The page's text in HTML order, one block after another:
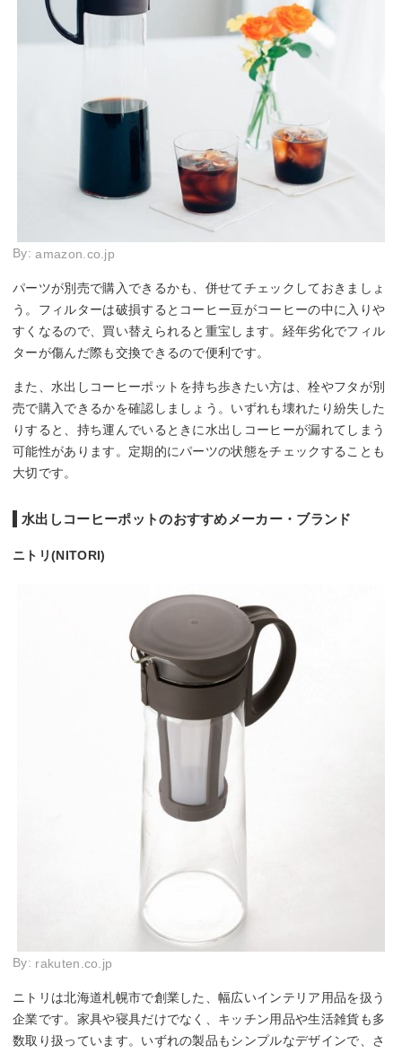
By:amazon.co.jp
パーツが別売で購入できるかも、併せてチェックしておきましょ
う。フィルターは破損するとコーヒー豆がコーヒーの中に入りや
すくなるので、買い替えられると重宝します。経年劣化でフィル
ターが傷んだ際も交換できるので便利です。
また、水出しコーヒーポットを持ち歩きたい方は、栓やフタが別
売で購入できるかを確認しましょう。いずれも壊れたり紛失した
りすると、持ち運んでいるときに水出しコーヒーが漏れてしまう
可能性があります。定期的にパーツの状態をチェックすることも
大切です。
水出しコーヒーポットのおすすめメーカー・ブランド
ニトリ(NITORI)
By: rakuten.co.jp
ニトリは北海道札幌市で創業した、幅広いインテリア用品を扱う
企業です。家具や寝具だけでなく、キッチン用品や生活雑貨も多
数取り扱っています。いずれの製品もシンプルなデザインで、さ